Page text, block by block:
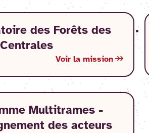
des Forêts des
Voir la mission
Multitrames -
des acteurs